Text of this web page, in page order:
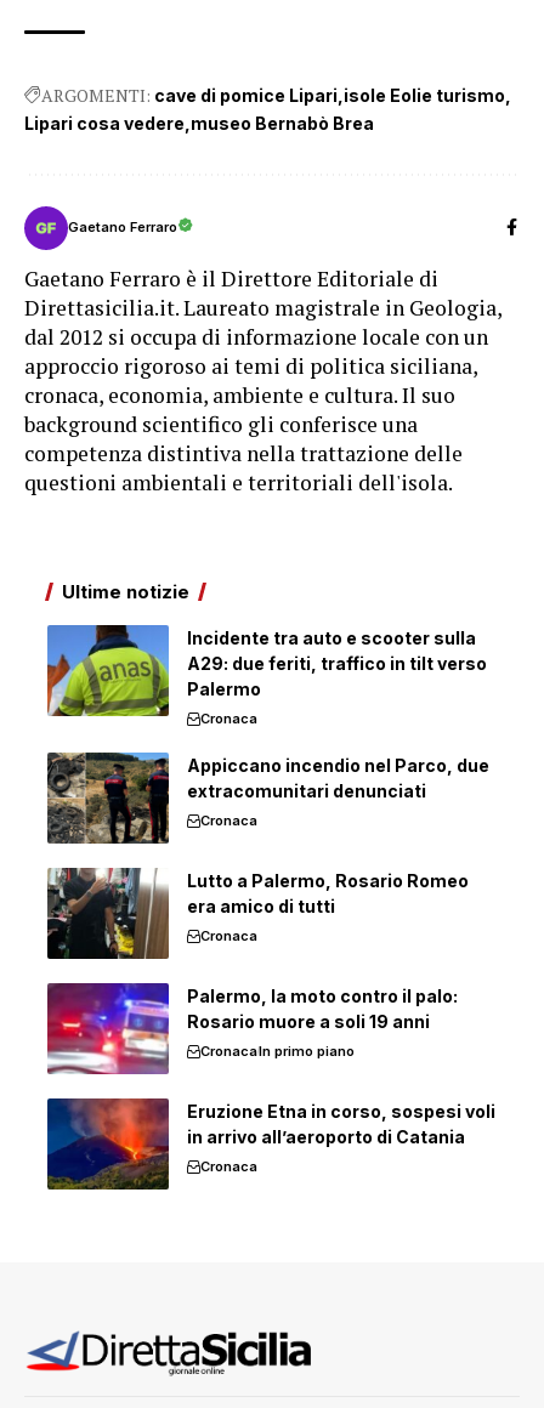
ARGOMENTI: cave di pomice Lipari isole Eolie turismo
Lipari cosa vedere museo Bernabò Brea
Gaetano Ferraro
Gaetano Ferraro è il Direttore Editoriale di
Direttasicilia.it. Laureato magistrale in Geologia,
dal 2012 si occupa di informazione locale con un
approccio rigoroso ai temi di politica siciliana,
cronaca, economia, ambiente e cultura. Il suo
background scientifico gli conferisce una
competenza distintiva nella trattazione delle
questioni ambientali e territoriali dell'isola.
Ultime notizie
Incidente tra auto e scooter sulla
A29: due feriti, traffico in tilt verso
Palermo
Cronaca
Appiccano incendio nel Parco, due
extracomunitari denunciati
Cronaca
Lutto a Palermo, Rosario Romeo
era amico di tutti
Cronaca
Palermo, la moto contro il palo:
Rosario muore a soli 19 anni
CronacaIn primo piano
Eruzione Etna in corso, sospesi voli
in arrivo all’aeroporto di Catania
Cronaca